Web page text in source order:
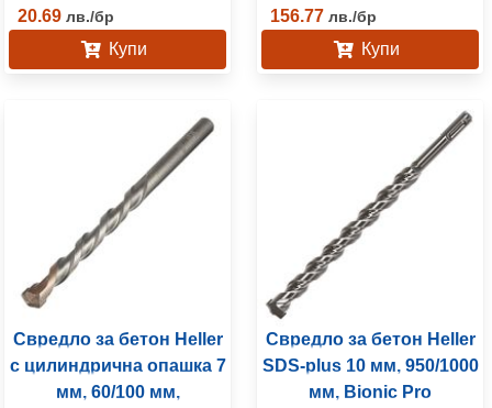
20.69 лв./бр
Купи
156.77 лв./бр
Купи
Свредло за бетон Heller
с цилиндрична опашка 7
мм, 60/100 мм,
Свредло за бетон Heller
SDS-plus 10 мм, 950/1000
мм, Bionic Pro